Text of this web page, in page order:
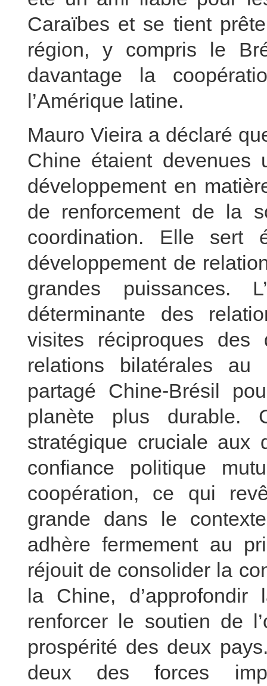
Caraïbes et se tient
région, y compris le
davantage la
l’Amérique latine.
Mauro Vieira a déclaré
Chine étaient devenues
développement en
de renforcement de la
coordination. Elle sert
développement de
grandes puissances.
déterminante des
visites réciproques
relations bilatérales au
partagé Chine-Brésil
planète plus durable.
stratégique cruciale aux
confiance politique
coopération, ce qui
grande dans le
adhère fermement au
réjouit de consolider la
la Chine, d’approfondir
renforcer le soutien de
prospérité des deux
deux des forces